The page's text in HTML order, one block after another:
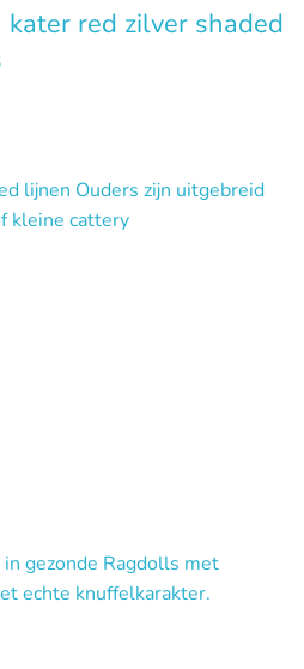
red zilver shaded
lijnen Ouders zijn uitgebreid
kleine cattery
gezonde Ragdolls met
echte knuffelkarakter.